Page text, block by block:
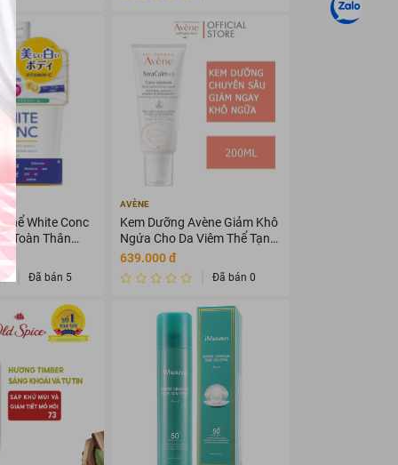
White Conc
Toàn Thân
Đã bán 5
AVÈNE
Kem Dưỡng Avène Giảm Khô
Ngứa Cho Da Viêm Thể Tạng
200ml
639.000 đ
Đã bán 0